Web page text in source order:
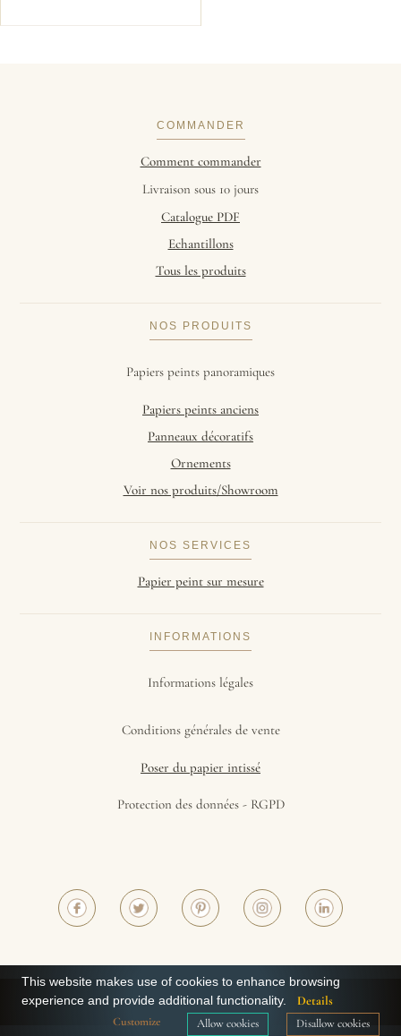
COMMANDER
Comment commander
Livraison sous 10 jours
Catalogue PDF
Echantillons
Tous les produits
NOS PRODUITS
Papiers peints panoramiques
Papiers peints anciens
Panneaux décoratifs
Ornements
Voir nos produits/Showroom
NOS SERVICES
Papier peint sur mesure
INFORMATIONS
Informations légales
Conditions générales de vente
Poser du papier intissé
Protection des données - RGPD
©2023 - Papiers de Paris
This website makes use of cookies to enhance browsing
experience and provide additional functionality.
Details
Disallow cookies
Allow cookies
Customize